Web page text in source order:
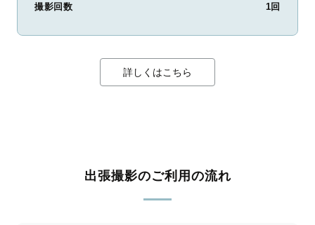
撮影回数
1回
詳しくはこちら
出張撮影のご利用の流れ